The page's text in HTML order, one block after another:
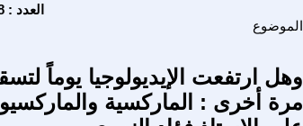
Monday - 7/16/2007 - العدد : 1978
الموضوع
وهل ارتفعت الإيديولوجيا يوماً
مرة أخرى : الماركسية